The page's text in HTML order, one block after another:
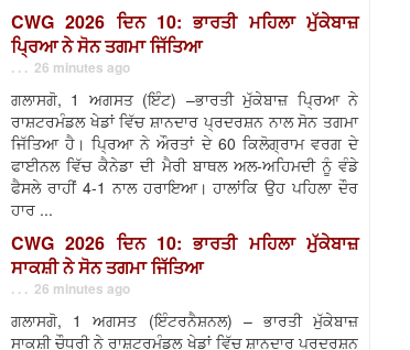
CWG 2026 ਦਿਨ 10: ਭਾਰਤੀ ਮਹਿਲਾ ਮੁੱਕੇਬਾਜ਼
ਪ੍ਰਿਆ ਨੇ ਸੋਨ ਤਗਮਾ ਜਿੱਤਿਆ
. . . 26 minutes ago
ਗਲਾਸਗੋ, 1 ਅਗਸਤ (ਇੰਟ) –ਭਾਰਤੀ ਮੁੱਕੇਬਾਜ਼ ਪ੍ਰਿਆ ਨੇ
ਰਾਸ਼ਟਰਮੰਡਲ ਖੇਡਾਂ ਵਿੱਚ ਸ਼ਾਨਦਾਰ ਪ੍ਰਦਰਸ਼ਨ ਨਾਲ ਸੋਨ ਤਗਮਾ
ਜਿੱਤਿਆ ਹੈ। ਪ੍ਰਿਆ ਨੇ ਔਰਤਾਂ ਦੇ 60 ਕਿਲੋਗ੍ਰਾਮ ਵਰਗ ਦੇ
ਫਾਈਨਲ ਵਿੱਚ ਕੈਨੇਡਾ ਦੀ ਮੈਰੀ ਬਾਥਲ ਅਲ-ਅਹਿਮਦੀ ਨੂੰ ਵੰਡੇ
ਫੈਸਲੇ ਰਾਹੀਂ 4-1 ਨਾਲ ਹਰਾਇਆ। ਹਾਲਾਂਕਿ ਉਹ ਪਹਿਲਾ ਦੌਰ
ਹਾਰ ...
CWG 2026 ਦਿਨ 10: ਭਾਰਤੀ ਮਹਿਲਾ ਮੁੱਕੇਬਾਜ਼
ਸਾਕਸ਼ੀ ਨੇ ਸੋਨ ਤਗਮਾ ਜਿੱਤਿਆ
. . . 26 minutes ago
ਗਲਾਸਗੋ, 1 ਅਗਸਤ (ਇੰਟਰਨੈਸ਼ਨਲ) – ਭਾਰਤੀ ਮੁੱਕੇਬਾਜ਼
ਸਾਕਸ਼ੀ ਚੌਧਰੀ ਨੇ ਰਾਸ਼ਟਰਮੰਡਲ ਖੇਡਾਂ ਵਿੱਚ ਸ਼ਾਨਦਾਰ ਪ੍ਰਦਰਸ਼ਨ